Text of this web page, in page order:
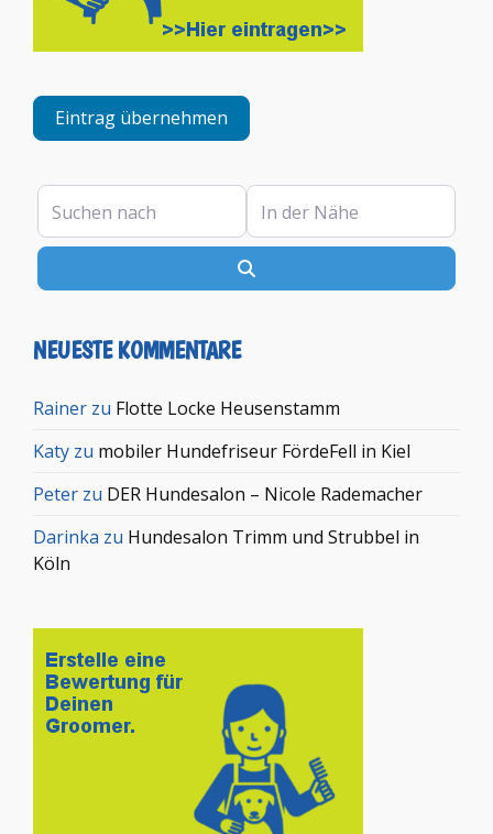
Eintrag übernehmen
Suchen nach In der Nähe
NEUESTE KOMMENTARE
Rainer zu Flotte Locke Heusenstamm
Katy zu mobiler Hundefriseur FördeFell in Kiel
Peter zu DER Hundesalon – Nicole Rademacher
Darinka zu Hundesalon Trimm und Strubbel in
Köln